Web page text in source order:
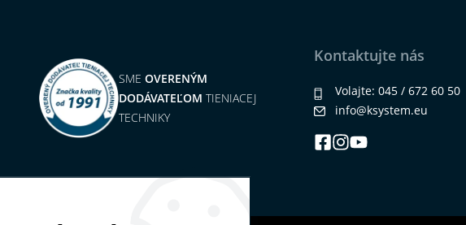
SME OVERENÝM
DODÁVATEĽOM TIENIACEJ
TECHNIKY
Kontaktujte nás
Volajte: 045 / 672 60 50
info@ksystem.eu